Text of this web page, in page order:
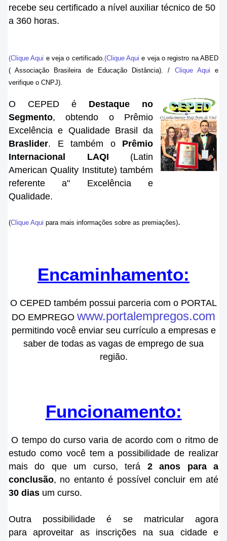
recebe seu certificado a nível auxiliar técnico de 50
a 360 horas.
(Clique Aqui e veja o certificado.(Clique Aqui e veja o registro na ABED
( Associação Brasileira de Educação Distância). / Clique Aqui e
verifique o CNPJ).
O CEPED é Destaque no
Segmento, obtendo o Prêmio
Excelência e Qualidade Brasil da
Braslider. E também o Prêmio
Internacional
LAQI (Latin
American Quality Institute) também
referente a" Excelência e
Qualidade.
(Clique Aqui para mais informações sobre as premiações).
Encaminhamento:
O CEPED também possui parceria com o PORTAL
DO EMPREGO www.portalempregos.com
permitindo você enviar seu currículo a empresas e
saber de todas as vagas de emprego de sua
região.
Funcionamento:
O tempo do curso varia de acordo com o ritmo de
estudo como você tem a possibilidade de realizar
mais do que um curso, terá 2 anos para a
conclusão, no entantoé possível concluir em até
30 dias um curso.
Outra possibilidade é se matricular agora
para aproveitar as inscrições na sua cidade e